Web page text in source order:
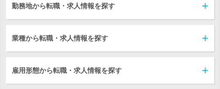
勤務地から転職・求人情報を探す
業種から転職・求人情報を探す
雇用形態から転職・求人情報を探す